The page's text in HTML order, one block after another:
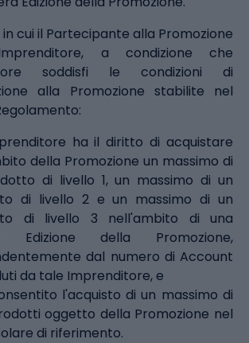
in cui il Partecipante alla Promozione
a condizione che
soddisfi le condizioni di
alla Promozione stabilite nel
ha il diritto di acquistare
della Promozione un massimo di
di livello 1, un massimo di un
di livello 2 e un massimo di un
di livello 3 nell'ambito di una
Edizione della Promozione,
dal numero di Account
da tale Imprenditore, e
l'acquisto di un massimo di
oggetto della Promozione nel
di riferimento.